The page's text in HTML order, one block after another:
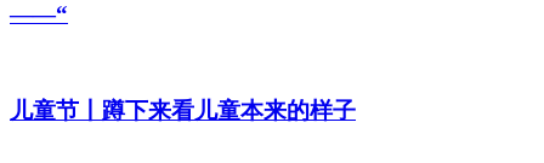
——“
儿童节丨蹲下来看儿童本来的样子